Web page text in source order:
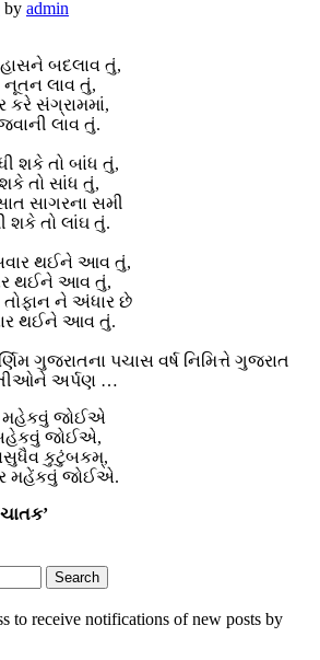
by admin
બદલાવ તું,
નૂતન લાવ તું,
કરે સંગ્રામમાં,
લાવ તું.
શકે તો બાંધ તું,
તો સાંધ તું,
સાગરના સમી
શકે તો લાંઘ તું.
થઈને આવ તું,
થઈને આવ તું,
ને અંધાર છે
થઈને આવ તું.
ગુજરાતના પચાસ વર્ષ નિમિત્તે ગુજરાત
અર્પણ …
મહેકવું જોઈએ
બહેકવું જોઈએ,
વસુધૈવ કુટુંબકમ્,
મહેંકવું જોઈએ.
to receive notifications of new posts by